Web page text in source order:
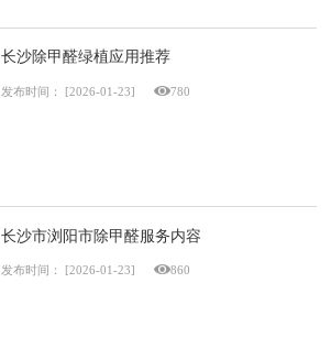
长沙除甲醛绿植应用推荐
发布时间： [2026-01-23] 780
长沙市浏阳市除甲醛服务内容
发布时间： [2026-01-23] 860